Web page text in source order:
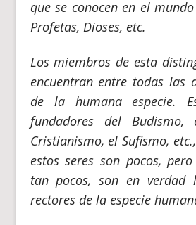
que se conocen en el
Profetas, Dioses, etc.
Los miembros de esta
encuentran entre todas las
de la humana especie.
fundadores del
Cristianismo, el Sufismo,
estos seres son pocos,
tan pocos, son en verdad
rectores de la especie